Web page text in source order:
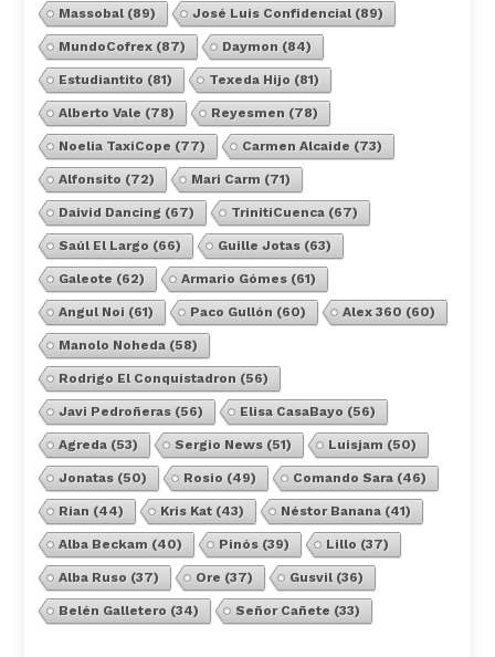
Massobal(89) José Luis Confidencial(89)
MundoCofrex(87) Daymon (84)
Estudiantito (81) Texeda Hijo (81)
Alberto Vale (78) Reyesmen (78)
Noelia TaxiCope (77) Carmen Alcaide (73)
Alfonsito (72) Mari Carm (71)
Daivid Dancing (67) TrinitiCuenca(67)
Saúl El Largo (66) Guille Jotas(63)
Galeote (62) Armario Gómes(61)
Angul Noi (61) Paco Gullón (60) Alex 360 (60)
Manolo Noheda(58)
Rodrigo El Conquistadron (56)
Javi Pedroñeras(56) Elisa CasaBayo (56)
Agreda(53) Sergio News(51) Luisjam (50)
Jonatas(50) Rosio (49) Comando Sara(46)
Rian (44) Kris Kat(43) Néstor Banana(41)
Alba Beckam (40) Pinós(39) Lillo (37)
Alba Ruso (37) Ore (37) Gusvil(36)
Belén Galletero (34) Señor Cañete (33)